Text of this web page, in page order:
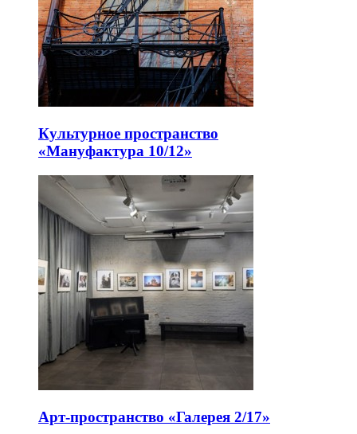
Культурное пространство
«Мануфактура 10/12»
Арт-пространство «Галерея 2/17»